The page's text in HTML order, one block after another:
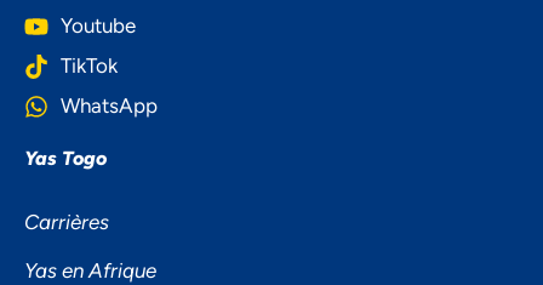
Youtube
TikTok
WhatsApp
Yas Togo
Carrières
Yas en Afrique